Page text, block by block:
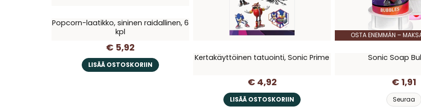
Popcorn-laatikko, sininen raidallinen, 6
kpl
€ 5,92
LISÄÄ OSTOSKORIIN
Kertakäyttöinen tatuointi, Sonic Prime
€ 4,92
LISÄÄ OSTOSKORIIN
OSTA ENEMMÄN –
Sonic Soap
€ 1,91
Seuraa